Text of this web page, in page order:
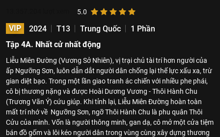
5.0
VIP 2024 T13 Trung Quốc
1 Phần
Tập 4A. Nhất cử nhất động
Liễu Miên Đường (Vương Sở Nhiên), vị trại chủ tài trí hơn người của
ấp Ngưỡng Sơn, luôn dẫn dắt người dân chống lại thế lực xấu xa, trừ
gian diệt bạo. Trong một lần giao tranh ác chiến với nhiều phe phái,
cô bị thương nặng và được Hoài Dương Vương - Thôi Hành Chu
(Trương Vãn Ý) cứu giúp. Khi tỉnh lại, Liễu Miên Đường hoàn toàn
mất trí nhớ về Ngưỡng Sơn, ngỡ Thôi Hành Chu là phu quân Thôi
Cửu của mình. Vốn là người thông minh, gan dạ, cô mở một cửa tiệm
bán đồ gốm và lôi kéo người dân trong vùng cùng xây dựng thương